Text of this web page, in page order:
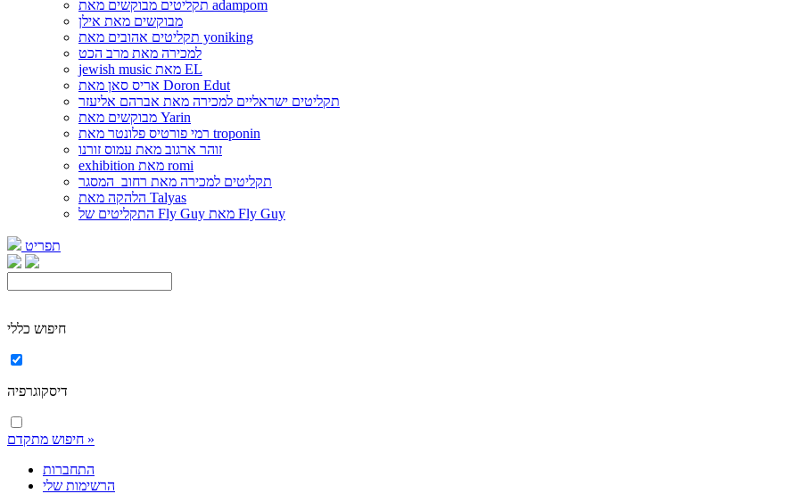
תקליטים מבוקשים מאת adampom
מבוקשים מאת אילן
תקליטים אהובים מאת yoniking
למכירה מאת מרב הכט
jewish music מאת EL
אריס סאן מאת Doron Edut
תקליטים ישראליים למכירה מאת אברהם אליעזר
מבוקשים מאת Yarin
רמי פורטיס פלונטר מאת troponin
זוהר ארגוב מאת עמוס זורנו
exhibition מאת romi
תקליטים למכירה מאת רחוב_המסגר
הלהקה מאת Talyas
התקליטים של Fly Guy מאת Fly Guy
תפריט
חיפוש כללי
חיפוש מתקדם »
התחברות
הרשימות שלי